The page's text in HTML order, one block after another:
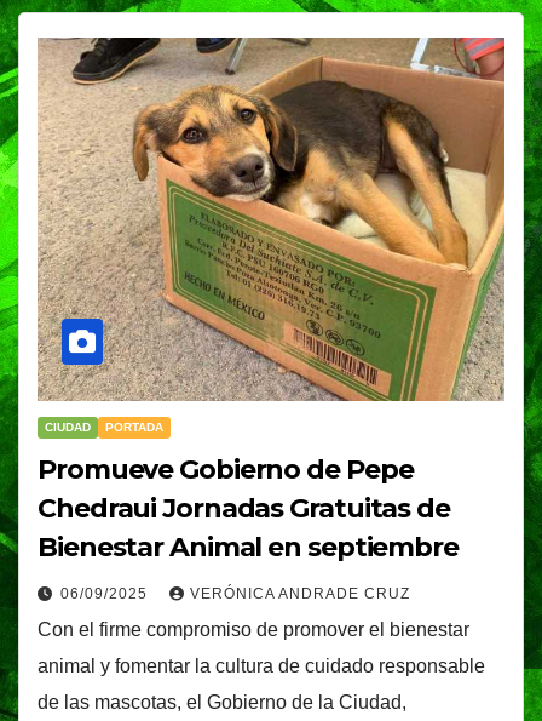
CIUDAD PORTADA
Promueve Gobierno de Pepe
Chedraui Jornadas Gratuitas de
Bienestar Animal en septiembre
06/09/2025 VERÓNICA ANDRADE CRUZ
Con el firme compromiso de promover el bienestar
animal y fomentar la cultura de cuidado responsable
de las mascotas, el Gobierno de la Ciudad,